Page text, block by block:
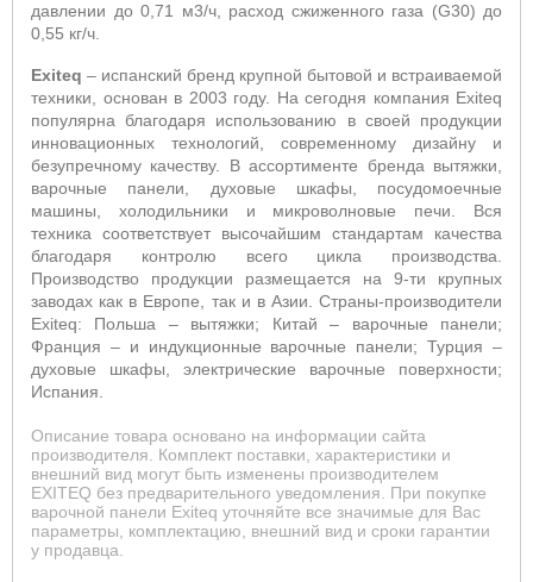
давлении до 0,71 м3/ч, расход сжиженного газа (G30) до
0,55 кг/ч.
Exiteq – испанский бренд крупной бытовой и встраиваемой
техники, основан в 2003 году. На сегодня компания Exiteq
популярна благодаря использованию в своей продукции
инновационных технологий, современному дизайну и
безупречному качеству. В ассортименте бренда вытяжки,
варочные панели, духовые шкафы, посудомоечные
машины, холодильники и микроволновые печи. Вся
техника соответствует высочайшим стандартам качества
благодаря контролю всего цикла производства.
Производство продукции размещается на 9-ти крупных
заводах как в Европе, так и в Азии. Страны-производители
Exiteq: Польша – вытяжки; Китай – варочные панели;
Франция – и индукционные варочные панели; Турция –
духовые шкафы, электрические варочные поверхности;
Испания.
Описание товара основано на информации сайта
производителя. Комплект поставки, характеристики и
внешний вид могут быть изменены производителем
EXITEQ без предварительного уведомления. При покупке
варочной панели Exiteq уточняйте все значимые для Вас
параметры, комплектацию, внешний вид и сроки гарантии
у продавца.